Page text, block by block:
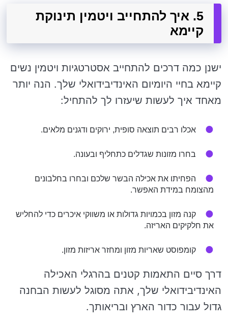
5. איך להתחייב ויטמין תינוקת
קיימא
ישנן כמה דרכים להתחייב אסטרטגיות ויטמין נשים
קיימא בחיי היומיום האינדיבידואלי שלך. הנה יותר
מאחד איך לעשות שיעזרו לך להתחיל:
אכלו רבים תוצאה סופית, ירוקים ודגנים מלאים.
בחרו מזונות שגדלים כתחליף ובעונה.
הפחיתו את אכילה הבשר שלכם ובחרו בחלבונים
מהצומח במידת האפשר.
קנה מזון בכמויות גדולות או משווקי איכרים כדי להחליש
את חלקיקים האריזה.
קומפוסט שאריות מזון ומחזר אריזות מזון.
דרך סיים התאמות קטנים בהרגלי האכילה
האינדיבידואלי שלך, אתה מסוגל לעשות הבחנה
גדול עבור כדור הארץ ובריאותך.